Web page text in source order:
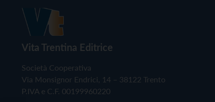
Vita Trentina Editrice
Società Cooperativa
Via Monsignor Endrici, 14 – 38122 Trento
P.IVA e C.F. 00199960220